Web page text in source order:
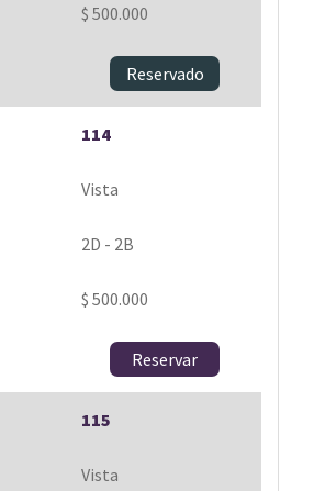
$ 500.000
Reservado
114
Vista
2D - 2B
$ 500.000
Reservar
115
Vista